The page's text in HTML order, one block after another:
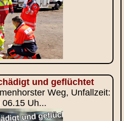
und geflüchtet
Weg, Unfallzeit:
Uh...